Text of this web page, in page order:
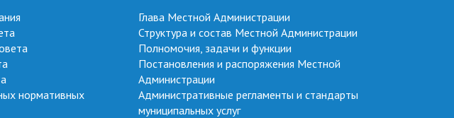
нормативных
Глава Местной Администрации
Структура и состав Местной Администрации
Полномочия, задачи и функции
Постановления и распоряжения Местной
Администрации
Административные регламенты и стандарты
муниципальных услуг